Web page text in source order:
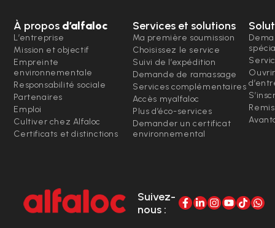
À propos d’alfaloc
L’entreprise
Mission et objectif
Empreinte
environnementale
Responsabilité sociale
Partenaires
Emploi
Cultiver chez Alfaloc
Certificats et distinctions
Services et solutions
Ma première soumission
Choisissez le service
Suivi de l’expédition
Demande de ramassage
Services complémentaires
Accès myalfaloc
Plus d’éco-services
Demander un certificat
environnemental
Suivez-
nous :